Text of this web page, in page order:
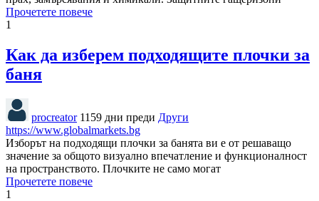
Прочетете повече
1
Как да изберем подходящите плочки за
баня
procreator 1159 дни преди Други
https://www.globalmarkets.bg
Изборът на подходящи плочки за банята ви е от решаващо
значение за общото визуално впечатление и функционалност
на пространството. Плочките не само могат
Прочетете повече
1